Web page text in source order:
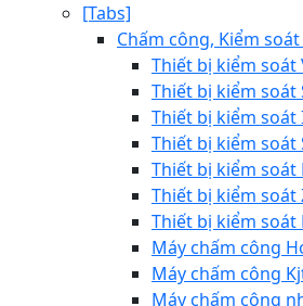
[Tabs]
Chấm công, Kiểm
Thiết bị kiểm soát
Thiết bị kiểm soát
Thiết bị kiểm soát
Thiết bị kiểm soát
Thiết bị kiểm soát
Thiết bị kiểm soát
Thiết bị kiểm soát
Máy chấm công
Máy chấm công
Máy chấm công